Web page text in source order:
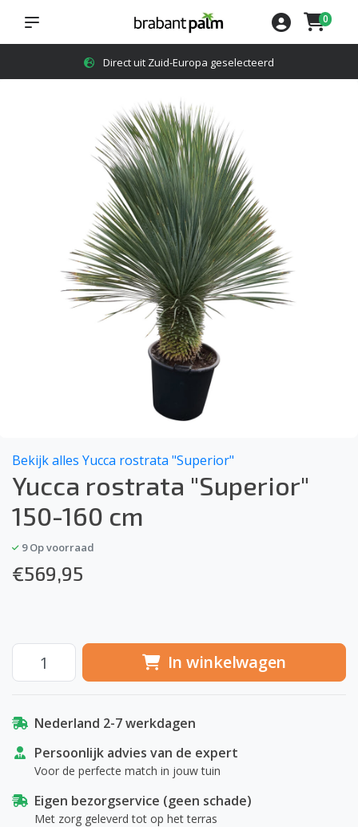
4,8 op Google reviews
0
Bekijk alles Yucca rostrata "Superior"
Yucca rostrata "Superior"
150-160 cm
9Op voorraad
€569,95
In winkelwagen
Nederland 2-7 werkdagen
Persoonlijk advies van de expert
Voor de perfecte match in jouw tuin
Eigen bezorgservice (geen schade)
Met zorg geleverd tot op het terras